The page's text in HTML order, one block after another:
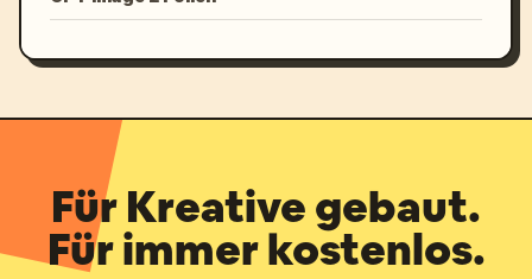
Für Kreative gebaut.
Für immer kostenlos.